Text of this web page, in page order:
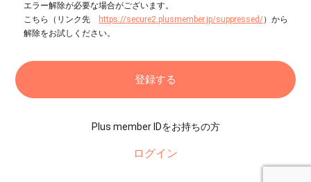
エラー解除が必要な場合がございます。
こちら（リンク先
https://secure2.plusmember.jp/suppressed/）から
解除をお試しください。
Plus member IDをお持ちの方
ログイン